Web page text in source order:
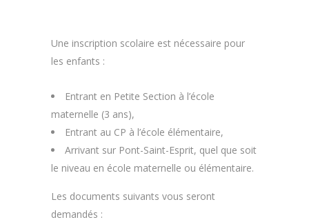
Une inscription scolaire est nécessaire pour
les enfants :
Entrant en Petite Section à l’école
maternelle (3 ans),
Entrant au CP à l’école élémentaire,
Arrivant sur Pont-Saint-Esprit, quel que soit
le niveau en école maternelle ou élémentaire.
Les documents suivants vous seront
demandés :